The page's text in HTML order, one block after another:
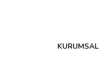
KURUMSAL